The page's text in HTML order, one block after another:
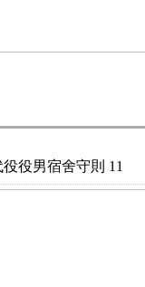
役男宿舍守則 11